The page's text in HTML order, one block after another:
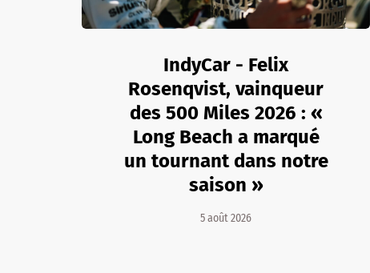
IndyCar - Felix
Rosenqvist, vainqueur
des 500 Miles 2026 : «
Long Beach a marqué
un tournant dans notre
saison »
5 août 2026